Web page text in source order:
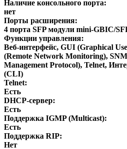
Наличие консольного порта:
нет
Порты расширения:
4 порта SFP модули mini-GBIC/
Функции управления:
Веб-интерфейс, GUI (Graphical
(Remote Network Monitoring),
Management Protocol), Telnet,
(CLI)
Telnet:
Есть
DHCP-сервер:
Есть
Поддержка IGMP (Multicast):
Есть
Поддержка RIP:
Нет